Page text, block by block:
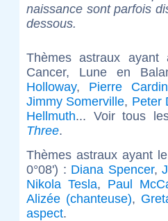
naissance sont parfois
dessous.
Thèmes astraux
Cancer, Lune en
Holloway, Pierre Cardin
Jimmy Somerville, Peter
Hellmuth... Voir tous
Three.
Thèmes astraux ayant
0°08') : Diana Spencer,
Nikola Tesla, Paul
Alizée (chanteuse),
aspect.